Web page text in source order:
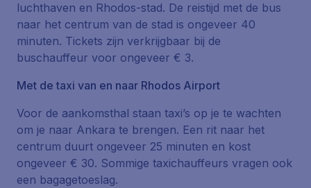
luchthaven en Rhodos-stad. De reistijd met de bus
naar het centrum van de stad is ongeveer 40
minuten. Tickets zijn verkrijgbaar bij de
buschauffeur voor ongeveer € 3.
Met de taxi van en naar Rhodos Airport
Voor de aankomsthal staan taxi’s op je te wachten
om je naar Ankara te brengen. Een rit naar het
centrum duurt ongeveer 25 minuten en kost
ongeveer € 30. Sommige taxichauffeurs vragen ook
een bagagetoeslag.